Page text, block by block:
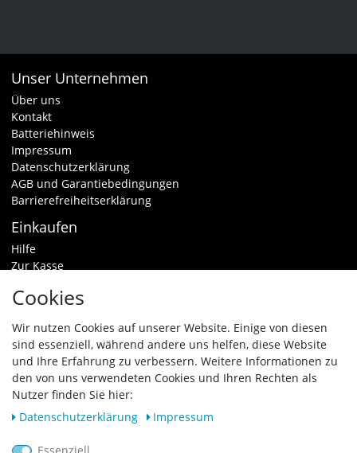
Unser Unternehmen
Über uns
Kontakt
Batteriehinweis
Impressum
Datenschutzerklärung
AGB und Garantiebedingungen
Barrierefreiheitserklärung
Einkaufen
Hilfe
Zur Kasse
Zahlungsarten & Versand
Vertrag widerrufen
Zahlungsarten
Cookies
Wir nutzen Cookies auf unserer Website. Einige von diesen
sind essenziell, während andere uns helfen, diese Website
und Ihre Erfahrung zu verbessern. Weitere Informationen zu
den von uns verwendeten Cookies und Ihren Rechten als
Nutzer finden Sie hier:
Daten­schutz­erklärung
Impressum